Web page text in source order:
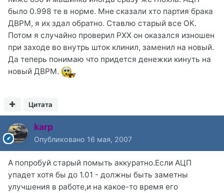
было 0.998 те в норме. Мне сказали хто партия брака
ДВРМ, я их здал обратно. Ставлю старый все ОК.
Потом я случайно проверил РХХ он оказался изношен
при заходе во внутрь шток клинил, заменил на новый.
Да теперь понимаю что придется денежки кинуть на
новый ДВРМ.
Цитата
karp
Опубликовано 16 мая, 2007
А попробуй старый помыть аккуратно.Если АЦП
упадет хотя бы до 1.01 - должны быть заметны
улучшения в работе,и на какое-то время его